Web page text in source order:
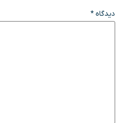
دیدگاه*